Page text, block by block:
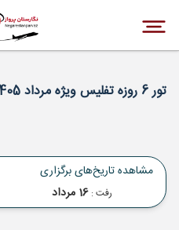
تور 6 روزه تفلیس ویژه مرداد 1405
مشاهده تاریخ‌های برگزاری
رفت : 16 مرداد